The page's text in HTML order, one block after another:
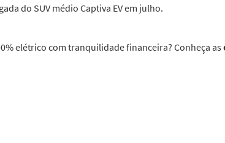
do SUV médio Captiva EV em julho.
elétrico com tranquilidade financeira? Conheça as